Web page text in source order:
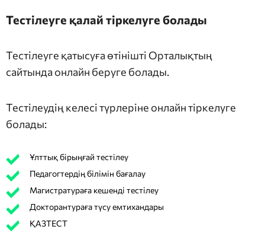
Тестілеуге қалай тіркелуге болады
Тестілеуге қатысуға өтінішті Орталықтың
сайтында онлайн беруге болады.
Тестілеудің келесі түрлеріне онлайн тіркелуге
болады:
Ұлттық бірыңғай тестілеу
Педагогтердің білімін бағалау
Магистратураға кешенді тестілеу
Докторантураға түсу емтихандары
ҚАЗТЕСТ